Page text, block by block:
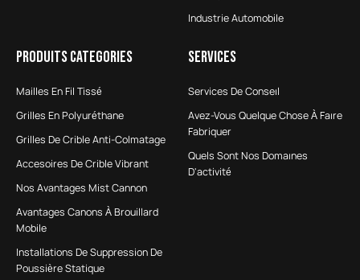
Industrie Automobile
PRODUITS CATEGORIES
Mailles En Fil Tissé
Grilles En Polyuréthane
Grilles De Crible Anti-Colmatage
Accesoires De Crible Vibrant
Nos Avantages Mist Cannon
Avantages Canons À Brouillard
Mobile
Installations De Suppression De
Poussière Statique
SERVICES
Services De Conseıl
Avez-Vous Quelque Chose À Faıre
Fabriquer
Quels Sont Nos Domaınes
D'activité